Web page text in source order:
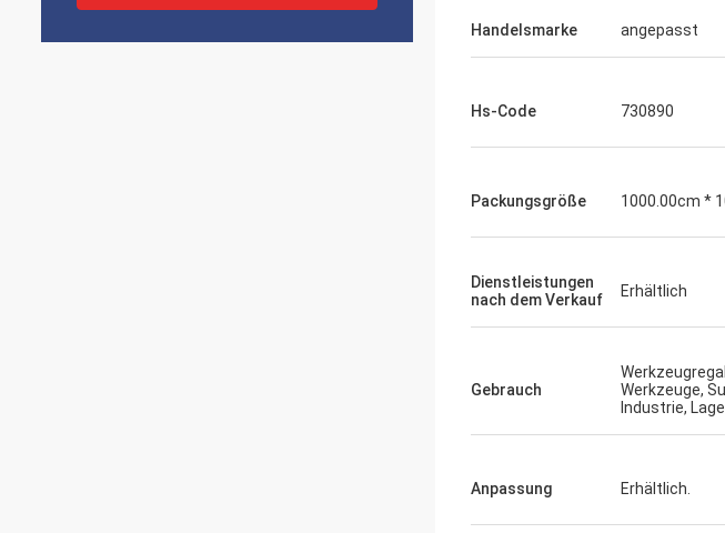
Handelsmarke angepasst
Hs-Code 730890
Packungsgröße 1000.00cm *
Dienstleistungen
nach dem Verkauf
Erhältlich
Gebrauch
Werkzeuge,
Industrie,
Anpassung Erhältlich.